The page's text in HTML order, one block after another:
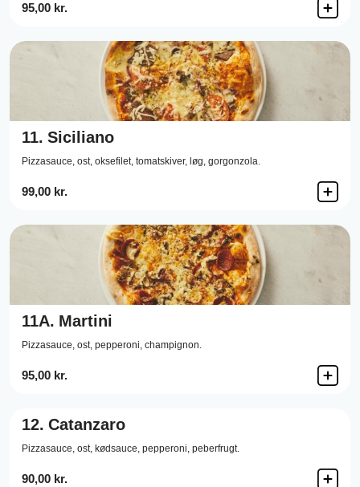
95,00 kr.
11. Siciliano
Pizzasauce, ost, oksefilet, tomatskiver, løg, gorgonzola.
99,00 kr.
11A. Martini
Pizzasauce, ost, pepperoni, champignon.
95,00 kr.
12. Catanzaro
Pizzasauce, ost, kødsauce, pepperoni, peberfrugt.
90,00 kr.